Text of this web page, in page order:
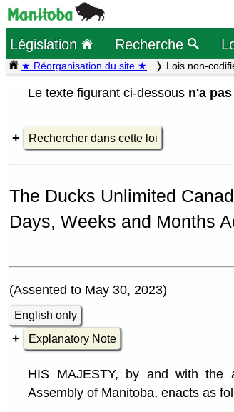
Législation Recherche
★ Réorganisation du site ★ Lois non-
Le texte figurant ci-dessous n'a
Rechercher dans cette loi
The Ducks Unlimited
Days, Weeks and Months
(Assented to May 30, 2023)
English only
Explanatory Note
HIS MAJESTY, by and with the
Assembly of Manitoba, enacts as